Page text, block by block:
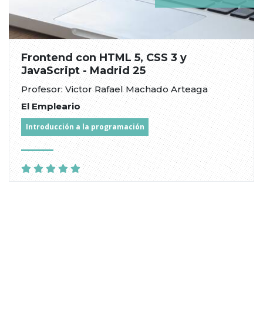
Frontend con HTML 5, CSS 3 y
JavaScript - Madrid 25
Profesor: Victor Rafael Machado Arteaga
El Empleario
Introducción a la programación